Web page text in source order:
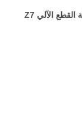
ADH 680 50ml مناسبة بشكل خاص لـ GT5250 آلة القطع الآلي Z7